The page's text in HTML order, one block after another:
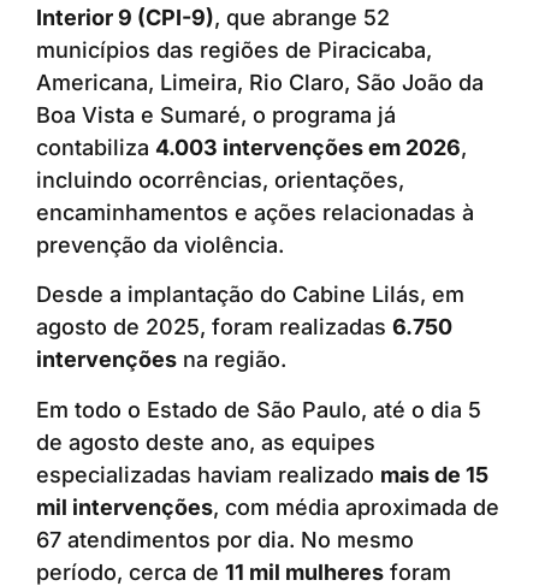
Interior 9 (CPI-9), que abrange 52
municípios das regiões de Piracicaba,
Americana, Limeira, Rio Claro, São João da
Boa Vista e Sumaré, o programa já
contabiliza 4.003 intervenções em 2026,
incluindo ocorrências, orientações,
encaminhamentos e ações relacionadas à
prevenção da violência.
Desde a implantação do Cabine Lilás, em
agosto de 2025, foram realizadas 6.750
intervenções na região.
Em todo o Estado de São Paulo, até o dia 5
de agosto deste ano, as equipes
especializadas haviam realizado mais de 15
mil intervenções, com média aproximada de
67 atendimentos por dia. No mesmo
período, cerca de 11 mil mulheres foram